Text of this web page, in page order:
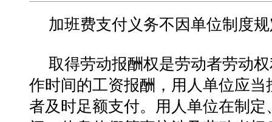
加班费支付义务不因单位制度
取得劳动报酬权是劳动者劳动
作时间的工资报酬，用人单位应
者及时足额支付。用人单位在制